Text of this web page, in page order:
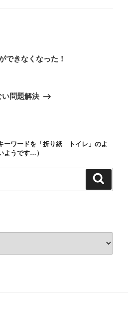
できなくなった！
問題解決
ーワードを「折り紙 トイレ」のよ
ようです…）